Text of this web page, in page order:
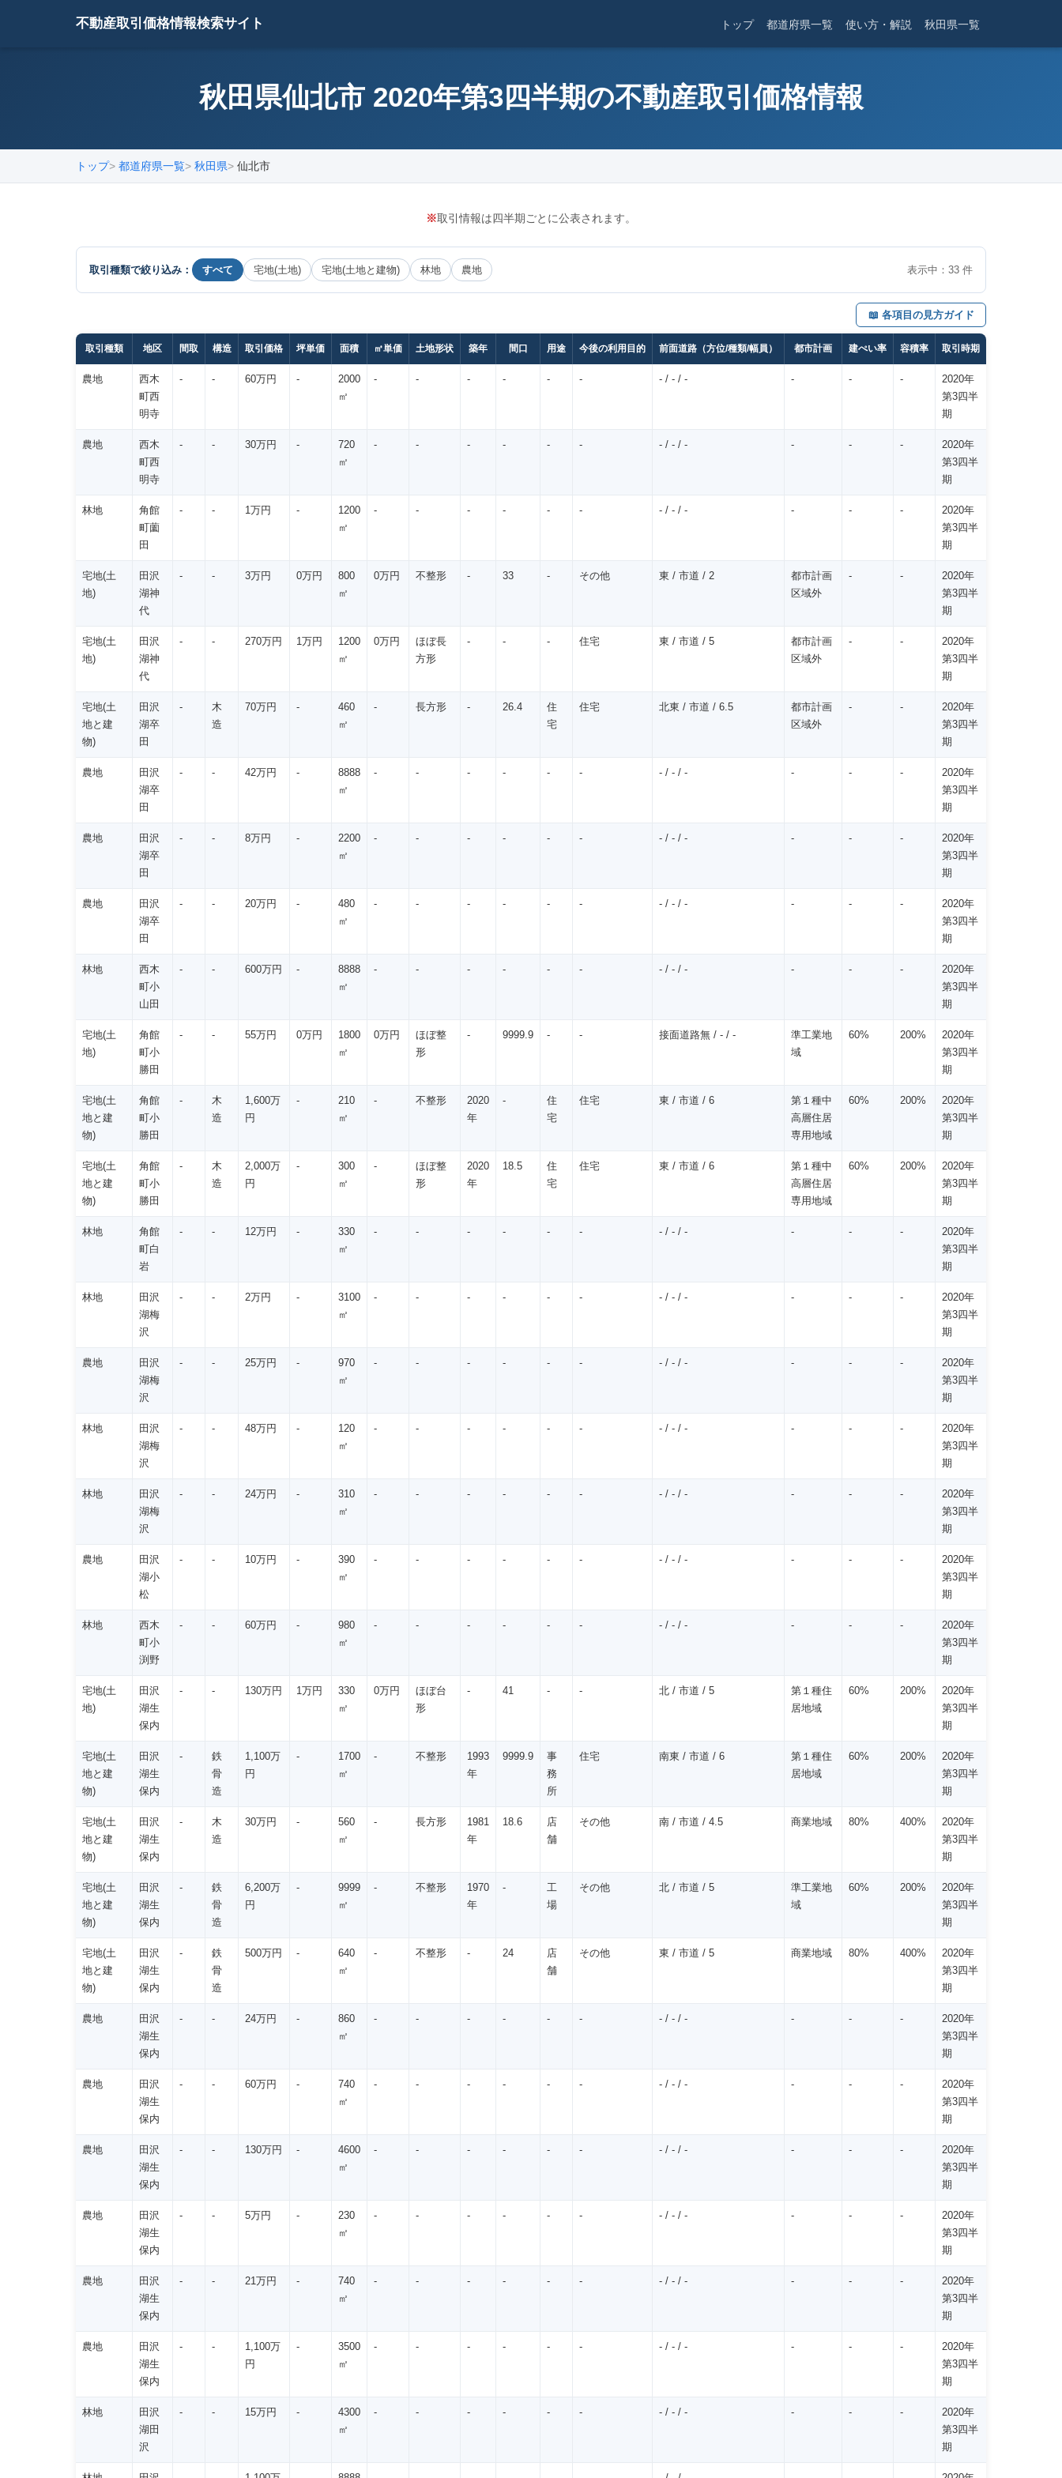
不動産取引価格情報検索サイト トップ 都道府県一覧 使い方・解説 秋田県一覧
秋田県仙北市 2020年第3四半期の不動産取引価格情報
トップ 都道府県一覧 秋田県 仙北市
※取引情報は四半期ごとに公表されます。
取引種類で絞り込み： すべて 宅地(土地) 宅地(土地と建物) 林地 農地 表示中： 33 件
📖 各項目の見方ガイド
取引種類 地区 間取 構造 取引価格 坪単価 面積 ㎡単価 土地形状 築年 間口 用途 今後の利用目的 前面道路（方位/種類/幅員） 都市計画 建ぺい率 容積率 取引時期
農地
西木
町西
明寺
- - 60万円 -
2000
㎡
- - - - - - - / - / - - - -
2020年
第3四半
期
農地
西木
町西
明寺
- - 30万円 -
720
㎡
- - - - - - - / - / - - - -
2020年
第3四半
期
林地
角館
町薗
田
- - 1万円 -
1200
㎡
- - - - - - - / - / - - - -
2020年
第3四半
期
宅地(土
地)
田沢
湖神
代
- - 3万円 0万円
800
㎡
0万円 不整形 - 33 - その他 東 / 市道 / 2
都市計画
区域外
- -
2020年
第3四半
期
宅地(土
地)
田沢
湖神
代
- - 270万円 1万円
1200
㎡
0万円
ほぼ長
方形
- - - 住宅 東 / 市道 / 5
都市計画
区域外
- -
2020年
第3四半
期
宅地(土
地と建
物)
田沢
湖卒
田
-
木
造
70万円 -
460
㎡
- 長方形 - 26.4
住
宅
住宅 北東 / 市道 / 6.5
都市計画
区域外
- -
2020年
第3四半
期
農地
田沢
湖卒
田
- - 42万円 -
8888
㎡
- - - - - - - / - / - - - -
2020年
第3四半
期
農地
田沢
湖卒
田
- - 8万円 -
2200
㎡
- - - - - - - / - / - - - -
2020年
第3四半
期
農地
田沢
湖卒
田
- - 20万円 -
480
㎡
- - - - - - - / - / - - - -
2020年
第3四半
期
林地
西木
町小
山田
- - 600万円 -
8888
㎡
- - - - - - - / - / - - - -
2020年
第3四半
期
宅地(土
地)
角館
町小
勝田
- - 55万円 0万円
1800
㎡
0万円
ほぼ整
形
- 9999.9 - - 接面道路無 / - / -
準工業地
域
60% 200%
2020年
第3四半
期
宅地(土
地と建
物)
角館
町小
勝田
-
木
造
1,600万
円
-
210
㎡
- 不整形
2020
年
-
住
宅
住宅 東 / 市道 / 6
第１種中
高層住居
専用地域
60% 200%
2020年
第3四半
期
宅地(土
地と建
物)
角館
町小
勝田
-
木
造
2,000万
円
-
300
㎡
-
ほぼ整
形
2020
年
18.5
住
宅
住宅 東 / 市道 / 6
第１種中
高層住居
専用地域
60% 200%
2020年
第3四半
期
林地
角館
町白
岩
- - 12万円 -
330
㎡
- - - - - - - / - / - - - -
2020年
第3四半
期
林地
田沢
湖梅
沢
- - 2万円 -
3100
㎡
- - - - - - - / - / - - - -
2020年
第3四半
期
農地
田沢
湖梅
沢
- - 25万円 -
970
㎡
- - - - - - - / - / - - - -
2020年
第3四半
期
林地
田沢
湖梅
沢
- - 48万円 -
120
㎡
- - - - - - - / - / - - - -
2020年
第3四半
期
林地
田沢
湖梅
沢
- - 24万円 -
310
㎡
- - - - - - - / - / - - - -
2020年
第3四半
期
農地
田沢
湖小
松
- - 10万円 -
390
㎡
- - - - - - - / - / - - - -
2020年
第3四半
期
林地
西木
町小
渕野
- - 60万円 -
980
㎡
- - - - - - - / - / - - - -
2020年
第3四半
期
宅地(土
地)
田沢
湖生
保内
- - 130万円 1万円
330
㎡
0万円
ほぼ台
形
- 41 - - 北 / 市道 / 5
第１種住
居地域
60% 200%
2020年
第3四半
期
宅地(土
地と建
物)
田沢
湖生
保内
-
鉄
骨
造
1,100万
円
-
1700
㎡
- 不整形
1993
年
9999.9
事
務
所
住宅 南東 / 市道 / 6
第１種住
居地域
60% 200%
2020年
第3四半
期
宅地(土
地と建
物)
田沢
湖生
保内
-
木
造
30万円 -
560
㎡
- 長方形
1981
年
18.6
店
舗
その他 南 / 市道 / 4.5 商業地域 80% 400%
2020年
第3四半
期
宅地(土
地と建
物)
田沢
湖生
保内
-
鉄
骨
造
6,200万
円
-
9999
㎡
- 不整形
1970
年
-
工
場
その他 北 / 市道 / 5
準工業地
域
60% 200%
2020年
第3四半
期
宅地(土
地と建
物)
田沢
湖生
保内
-
鉄
骨
造
500万円 -
640
㎡
- 不整形 - 24
店
舗
その他 東 / 市道 / 5 商業地域 80% 400%
2020年
第3四半
期
農地
田沢
湖生
保内
- - 24万円 -
860
㎡
- - - - - - - / - / - - - -
2020年
第3四半
期
農地
田沢
湖生
保内
- - 60万円 -
740
㎡
- - - - - - - / - / - - - -
2020年
第3四半
期
農地
田沢
湖生
保内
- - 130万円 -
4600
㎡
- - - - - - - / - / - - - -
2020年
第3四半
期
農地
田沢
湖生
保内
- - 5万円 -
230
㎡
- - - - - - - / - / - - - -
2020年
第3四半
期
農地
田沢
湖生
保内
- - 21万円 -
740
㎡
- - - - - - - / - / - - - -
2020年
第3四半
期
農地
田沢
湖生
保内
- -
1,100万
円
-
3500
㎡
- - - - - - - / - / - - - -
2020年
第3四半
期
林地
田沢
湖田
沢
- - 15万円 -
4300
㎡
- - - - - - - / - / - - - -
2020年
第3四半
期